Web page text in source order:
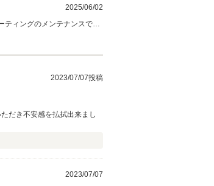
2025/06/02
ィングのメンテナンスでお
2023/07/07投稿
だき不安感を払拭出来まし
2023/07/07